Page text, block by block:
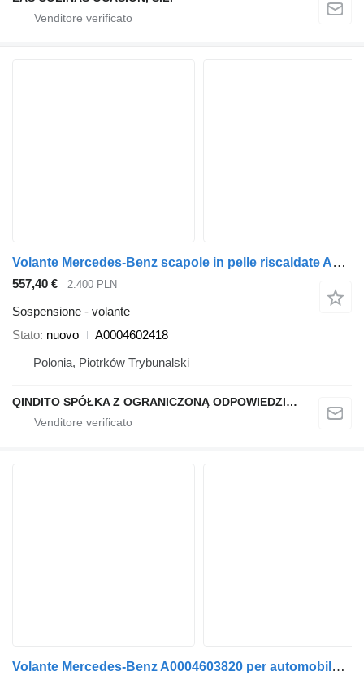
Volante Mercedes-Benz scapole in pelle riscaldate A0004602418 per automobile Mercedes-Benz W223 W213 LIFT W295 W297 E
557,40 € 2.400 PLN
Sospensione - volante
Stato nuovo
A0004602418
Polonia, Piotrków Trybunalski
QINDITO SPÓŁKA Z OGRANICZONĄ ODPOWIEDZIALNOŚCIĄ
Volante Mercedes-Benz A0004603820 per automobile Mercedes-Benz AMG W213 LIFT 9E38